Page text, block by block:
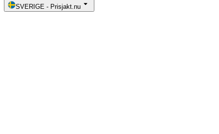
SVERIGE - Prisjakt.nu